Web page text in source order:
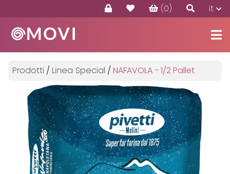
(0) it
Prodotti
Contatti
Prodotti / Linea Special / NAFAVOLA - 1/2 Pallet